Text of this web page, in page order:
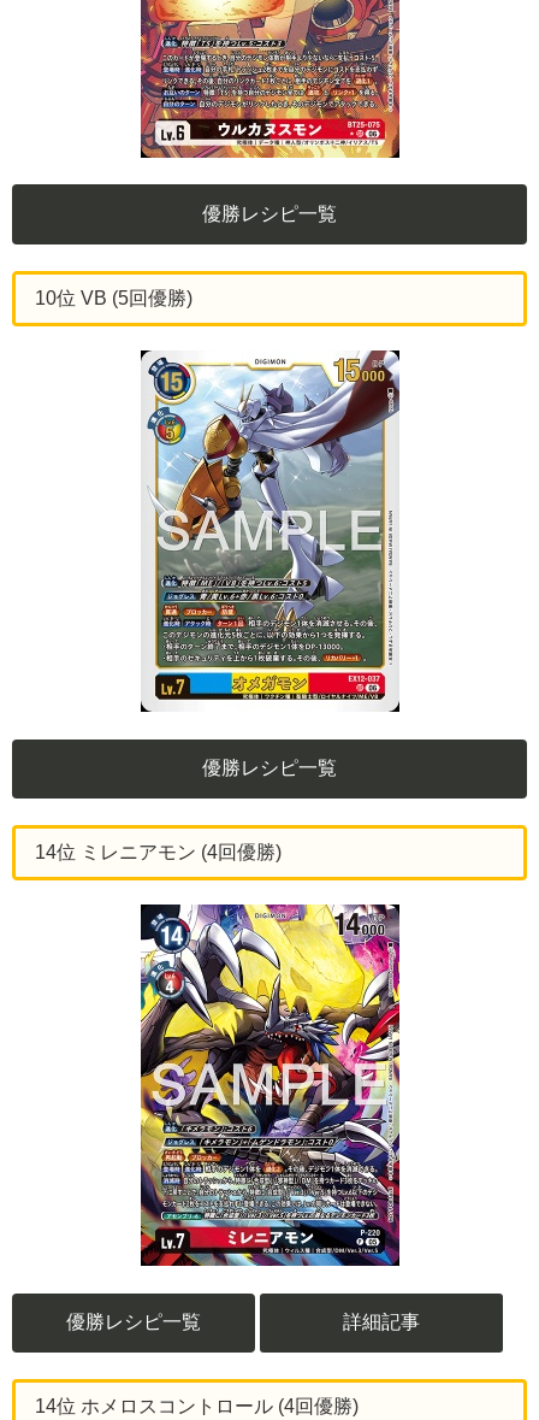
優勝レシピ一覧
10位 VB (5回優勝)
優勝レシピ一覧
14位 ミレニアモン (4回優勝)
優勝レシピ一覧 詳細記事
14位 ホメロスコントロール (4回優勝)